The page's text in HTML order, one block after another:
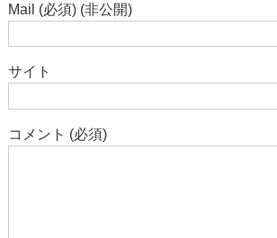
Mail (必須) (非公開)
サイト
コメント (必須)